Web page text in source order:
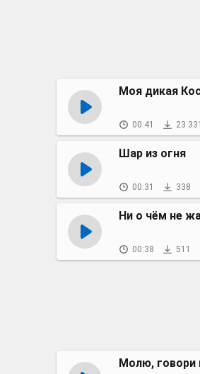
Моя дикая
00:41 23 331
Шар из огня
00:31 338
Ни о чём не
00:38 511
Молю, говори